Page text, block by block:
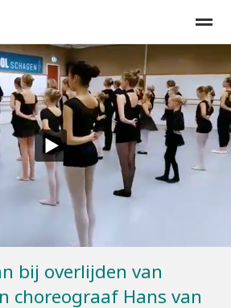
Inschrijven Proefles Tarieven
Nieuws Agenda
bij overlijden van
choreograaf Hans van